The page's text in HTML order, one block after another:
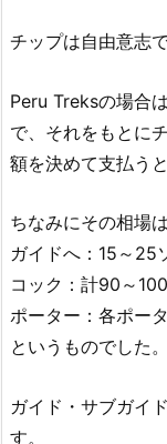
チップは自由意志
Peru Treksの場合
で、それをもとに
額を決めて支払う
ちなみにその相場は
ガイドへ：15～25
コック：計90～
ポーター：各ポー
というものでした。
ガイド・サブガイ
す。